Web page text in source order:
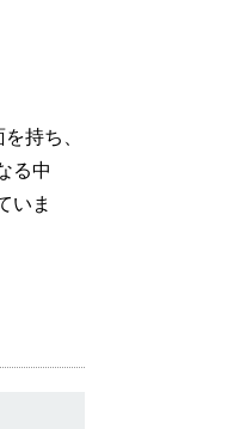
持ち、
る中
いま